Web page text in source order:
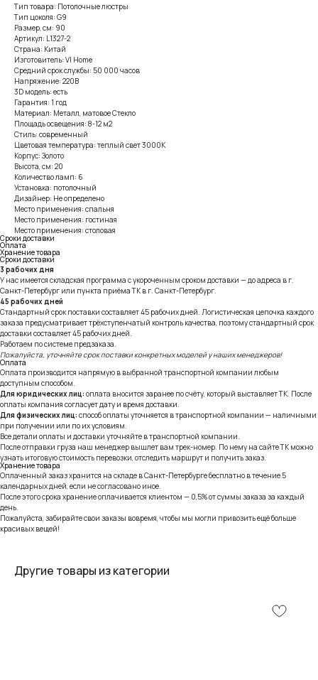
Тип товара: Потолочные люстры
Тип цоколя: G9
Размер, см: 90
Артикул: L1327-2
Страна: Китай
Изготовитель: VI Home
Средний срок службы: 50 000 часов
Напряжение: 220В
3D модель: есть
Гарантия: 1 год
Материал: Металл, матовое Стекло
Площадь освещения: 8-12 м2
Стиль: современный
Цветовая температура: теплый свет 3000К
Корпус: Золото
Высота, см: 20
Количество ламп: 6
Установка: потолочный
Дизайнер: Не определено
Место применения: спальня
Место применения: гостиная
Место применения: столовая
Сроки доставки
Оплата
Хранение товара
Сроки доставки
3 рабочих дня
У нас имеется складская программа с укороченным сроком доставки — до адреса в г.
Санкт-Петербург или пункта приёма ТК в г. Санкт-Петербург.
45 рабочих дней
Стандартный срок поставки составляет 45 рабочих дней. Логистическая цепочка каждого
заказа предусматривает трёхступенчатый контроль качества, поэтому стандартный срок
доставки составляет 45 рабочих дней.
Работаем по системе предзаказа.
Пожалуйста, уточняйте срок поставки конкретных моделей у наших менеджеров!
Оплата
Оплата производится напрямую в выбранной транспортной компании любым
доступным способом.
Для юридических лиц: оплата вносится заранее по счёту, который выставляет ТК. После
оплаты компания согласует дату и время доставки.
Для физических лиц: способ оплаты уточняется в транспортной компании — наличными
при получении или по их условиям.
Все детали оплаты и доставки уточняйте в транспортной компании.
После отправки груза наш менеджер вышлет вам трек-номер. По нему на сайте ТК можно
узнать итоговую стоимость перевозки, отследить маршрут и получить заказ.
Хранение товара
Оплаченный заказ хранится на складе в Санкт-Петербурге бесплатно в течение 5
календарных дней, если не согласовано иное.
После этого срока хранение оплачивается клиентом — 0,5% от суммы заказа за каждый
день.
Пожалуйста, забирайте свои заказы вовремя, чтобы мы могли привозить ещё больше
красивых вещей!
Другие товары из категории